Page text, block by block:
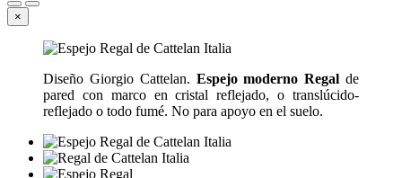
×
Diseño Giorgio Cattelan. Espejo moderno Regal de
pared con marco en cristal reflejado, o translúcido-
reflejado o todo fumé. No para apoyo en el suelo.